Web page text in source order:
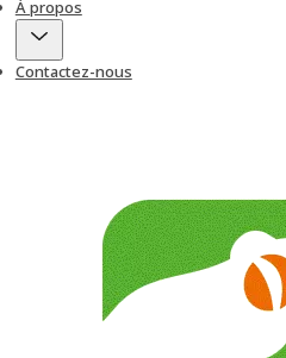
À propos
Contactez-nous